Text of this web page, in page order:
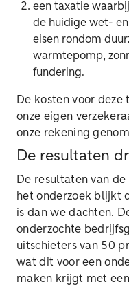
een taxatie
de huidige wet-
eisen rondom
warmtepomp,
fundering.
De kosten voor
onze eigen
onze rekening
De resultaten
De resultaten van
het onderzoek blijkt
is dan we dachten.
onderzochte
uitschieters van 50
wat dit voor een
maken krijgt met